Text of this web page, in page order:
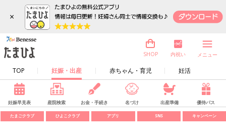
×
TOP 妊娠・出産 赤ちゃん・育児 妊活
SHOP 内祝い メニュー
妊娠早見表 産院検索 お金・手続き 名づけ 出産準備 優待パス
たまごクラブ ひよこクラブ アプリ SNS キャンペーン